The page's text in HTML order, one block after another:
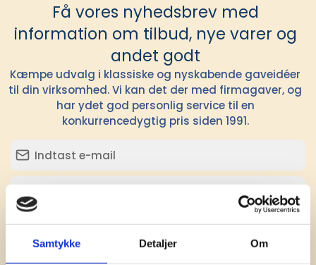
Samtykke Detaljer Om
Få vores nyhedsbrev med
information om tilbud, nye varer og
andet godt
Kæmpe udvalg i klassiske og nyskabende gaveidéer
til din virksomhed. Vi kan det der med firmagaver, og
har ydet god personlig service til en
konkurrencedygtig pris siden 1991.